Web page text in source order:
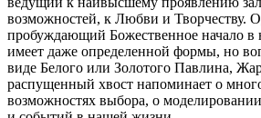
возможностей, к Любви и Творчеству.
пробуждающий Божественное начало
имеет даже определенной формы, но
виде Белого или Золотого Павлина,
распущенный хвост напоминает о
возможностях выбора, о